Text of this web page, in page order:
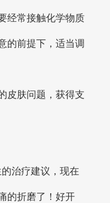
经常接触化学物质
的前提下，适当调
皮肤问题，获得支
治疗建议，现在
的折磨了！好开